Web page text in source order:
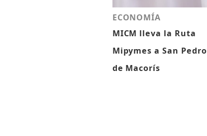
ECONOMÍA
MICM lleva la Ruta
Mipymes a San Pedro
de Macorís